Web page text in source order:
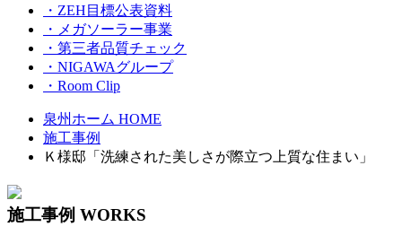
・ZEH目標公表資料
・メガソーラー事業
・第三者品質チェック
・NIGAWAグループ
・Room Clip
泉州ホーム HOME
施工事例
Ｋ様邸「洗練された美しさが際立つ上質な住まい」
施工事例 WORKS